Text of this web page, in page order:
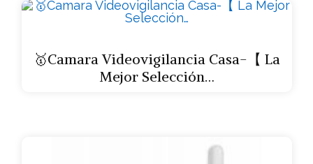
🥇Camara Videovigilancia Casa-【 La
Mejor Selección…